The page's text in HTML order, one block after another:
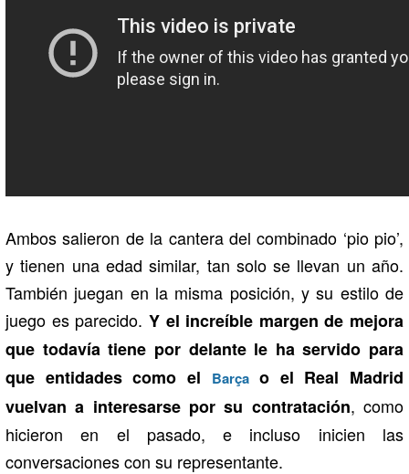
Ambos salieron de la cantera del combinado ‘pio pio’,
y tienen una edad similar, tan solo se llevan un año.
También juegan en la misma posición, y su estilo de
juego es parecido. Y el increíble margen de mejora
que todavía tiene por delante le ha servido para
que entidades como el
Barçao el Real Madrid
vuelvan a interesarse por su contratación, como
hicieron en el pasado, e incluso inicien las
conversaciones con su representante.